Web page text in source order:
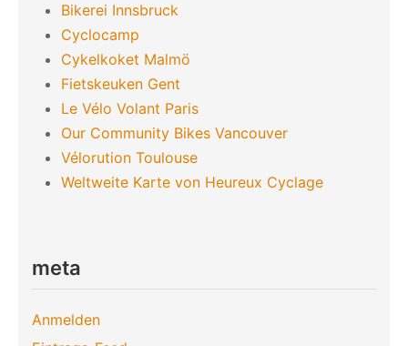
Bikerei Innsbruck
Cyclocamp
Cykelkoket Malmö
Fietskeuken Gent
Le Vélo Volant Paris
Our Community Bikes Vancouver
Vélorution Toulouse
Weltweite Karte von Heureux Cyclage
meta
Anmelden